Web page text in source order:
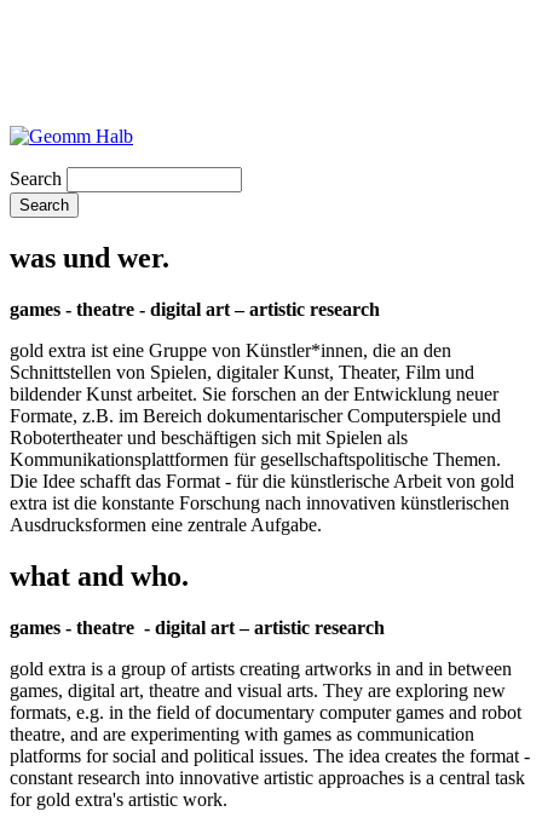
Search
was und wer.
games - theatre - digital art – artistic research
gold extra ist eine Gruppe von Künstler*innen, die an den
Schnittstellen von Spielen, digitaler Kunst, Theater, Film und
bildender Kunst arbeitet. Sie forschen an der Entwicklung neuer
Formate, z.B. im Bereich dokumentarischer Computerspiele und
Robotertheater und beschäftigen sich mit Spielen als
Kommunikationsplattformen für gesellschaftspolitische Themen.
Die Idee schafft das Format - für die künstlerische Arbeit von gold
extra ist die konstante Forschung nach innovativen künstlerischen
Ausdrucksformen eine zentrale Aufgabe.
what and who.
games - theatre - digital art – artistic research
gold extra is a group of artists creating artworks in and in between
games, digital art, theatre and visual arts. They are exploring new
formats, e.g. in the field of documentary computer games and robot
theatre, and are experimenting with games as communication
platforms for social and political issues. The idea creates the format -
constant research into innovative artistic approaches is a central task
for gold extra's artistic work.